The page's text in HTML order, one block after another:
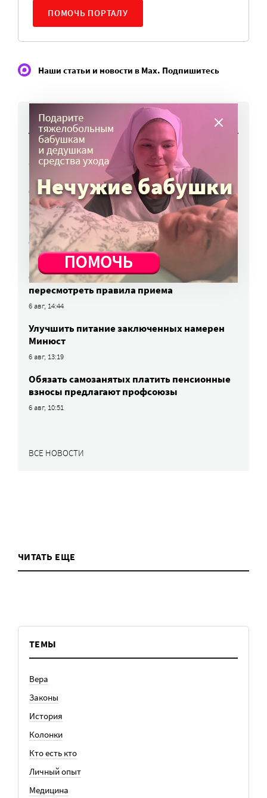
ПОМОЧЬ ПОРТАЛУ
Наши статьи и новости в Max. Подпишитесь
НОВОСТИ
Работы фотографов портала
«Милосердие.ru» представят на выставке
в Переславле-Залесском
6 авг, 16:03
МЧС предупреждает москвичей о грозе
и буре
6 авг, 15:55
Победители олимпиад заняли большинство
бюджетных мест: в МГИМО предложили
пересмотреть правила приема
6 авг, 14:44
Улучшить питание заключенных намерен
Минюст
6 авг, 13:19
Обязать самозанятых платить пенсионные
взносы предлагают профсоюзы
6 авг, 10:51
ВСЕ НОВОСТИ
ЧИТАТЬ ЕЩЕ
ТЕМЫ
Вера
Законы
История
Колонки
Кто есть кто
Личный опыт
Медицина